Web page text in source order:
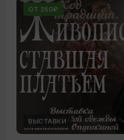
ОТ 250₽
ВЫСТАВКИ